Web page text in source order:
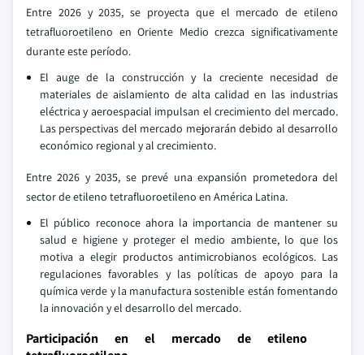
Entre 2026 y 2035, se proyecta que el mercado de etileno
tetrafluoroetileno en Oriente Medio crezca significativamente
durante este período.
El auge de la construcción y la creciente necesidad de
materiales de aislamiento de alta calidad en las industrias
eléctrica y aeroespacial impulsan el crecimiento del mercado.
Las perspectivas del mercado mejorarán debido al desarrollo
económico regional y al crecimiento.
Entre 2026 y 2035, se prevé una expansión prometedora del
sector de etileno tetrafluoroetileno en América Latina.
El público reconoce ahora la importancia de mantener su
salud e higiene y proteger el medio ambiente, lo que los
motiva a elegir productos antimicrobianos ecológicos. Las
regulaciones favorables y las políticas de apoyo para la
química verde y la manufactura sostenible están fomentando
la innovación y el desarrollo del mercado.
Participación en el mercado de etileno